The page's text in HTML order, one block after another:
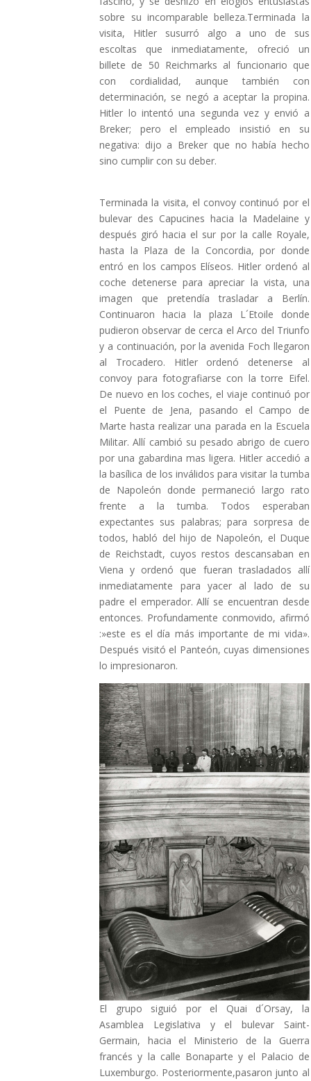
sobre su incomparable belleza.Terminada la
visita, Hitler susurró algo a uno de sus
escoltas que inmediatamente, ofreció un
billete de 50 Reichmarks al funcionario que
con cordialidad, aunque también con
determinación, se negó a aceptar la propina.
Hitler lo intentó una segunda vez y envió a
Breker; pero el empleado insistió en su
negativa: dijo a Breker que no había hecho
sino cumplir con su deber.
Terminada la visita, el convoy continuó por el
bulevar des Capucines hacia la Madelaine y
después giró hacia el sur por la calle Royale,
hasta la Plaza de la Concordia, por donde
entró en los campos Elíseos. Hitler ordenó al
coche detenerse para apreciar la vista, una
imagen que pretendía trasladar a Berlín.
Continuaron hacia la plaza L´Etoile donde
pudieron observar de cerca el Arco del Triunfo
y a continuación, por la avenida Foch llegaron
al Trocadero. Hitler ordenó detenerse al
convoy para fotografiarse con la torre Eifel.
De nuevo en los coches, el viaje continuó por
el Puente de Jena, pasando el Campo de
Marte hasta realizar una parada en la Escuela
Militar. Allí cambió su pesado abrigo de cuero
por una gabardina mas ligera. Hitler accedió a
la basílica de los inválidos para visitar la tumba
de Napoleón donde permaneció largo rato
frente a la tumba. Todos esperaban
expectantes sus palabras; para sorpresa de
todos, habló del hijo de Napoleón, el Duque
de Reichstadt, cuyos restos descansaban en
Viena y ordenó que fueran trasladados allí
inmediatamente para yacer al lado de su
padre el emperador. Allí se encuentran desde
entonces. Profundamente conmovido, afirmó
:»este es el día más importante de mi vida».
Después visitó el Panteón, cuyas dimensiones
lo impresionaron.
El grupo siguió por el Quai d´Orsay, la
Asamblea Legislativa y el bulevar Saint-
Germain, hacia el Ministerio de la Guerra
francés y la calle Bonaparte y el Palacio de
Luxemburgo. Posteriormente,pasaron junto al